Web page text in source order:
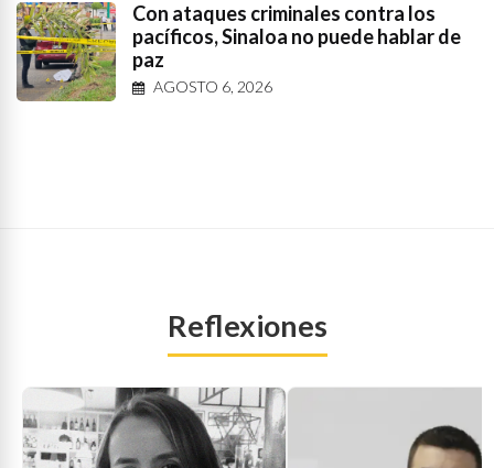
Con ataques criminales contra los
pacíficos, Sinaloa no puede hablar de
paz
AGOSTO 6, 2026
Reflexiones